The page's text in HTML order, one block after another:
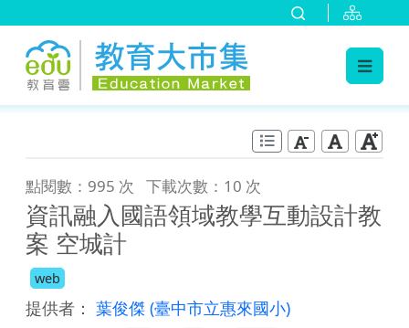
點閱數：995 次 下載次數：10 次
資訊融入國語領域教學互動設計教
案 空城計
web
提供者： 葉俊傑 (臺中市立惠來國小)